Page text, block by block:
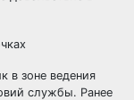
в зоне ведения
службы. Ранее